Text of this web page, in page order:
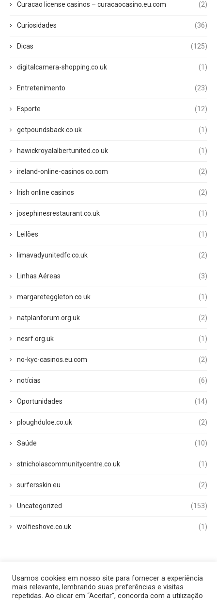
Curacao license casinos – curacaocasino.eu.com (2)
Curiosidades (36)
Dicas (125)
digitalcamera-shopping.co.uk (1)
Entretenimento (23)
Esporte (12)
getpoundsback.co.uk (1)
hawickroyalalbertunited.co.uk (1)
ireland-online-casinos.co.com (2)
Irish online casinos (2)
josephinesrestaurant.co.uk (1)
Leilões (1)
limavadyunitedfc.co.uk (2)
Linhas Aéreas (3)
margareteggleton.co.uk (1)
natplanforum.org.uk (2)
nesrf.org.uk (1)
no-kyc-casinos.eu.com (2)
notícias (6)
Oportunidades (14)
ploughduloe.co.uk (2)
Saúde (10)
stnicholascommunitycentre.co.uk (1)
surfersskin.eu (2)
Uncategorized (153)
wolfieshove.co.uk (1)
Início Quem Somos Fale Conosco
Disclaimer
Termos de Uso
Política Privacidade
Usamos cookies em nosso site para fornecer a experiência
mais relevante, lembrando suas preferências e visitas
repetidas. Ao clicar em “Aceitar”, concorda com a utilização